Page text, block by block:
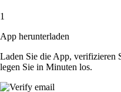
1
App herunterladen
Laden Sie die App, verifizieren
legen Sie in Minuten los.